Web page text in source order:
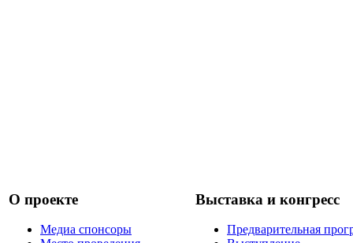
О проекте
Медиа спонсоры
Выставка и конгресс
Предварительная